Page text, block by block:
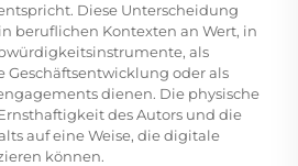
Diese Unterscheidung
beruflichen Kontexten an Wert, in
als
Geschäftsentwicklung oder als
dienen. Die physische
des Autors und die
auf eine Weise, die digitale
können.